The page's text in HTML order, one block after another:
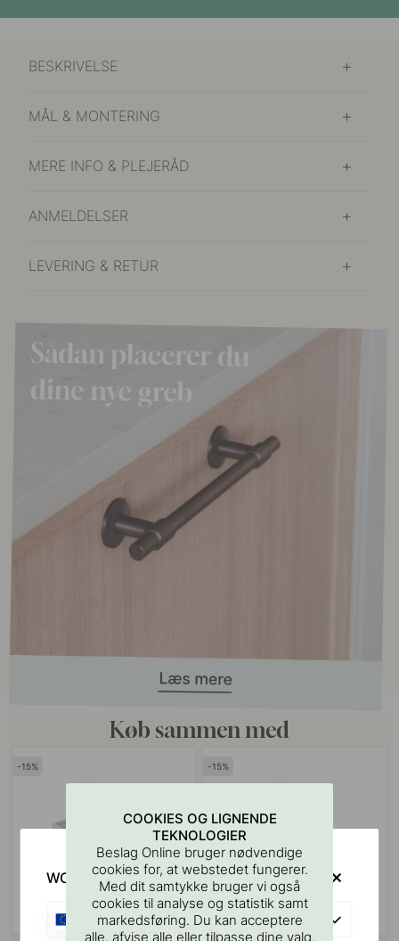
BESKRIVELSE
MÅL & MONTERING
MERE INFO & PLEJERÅD
ANMELDELSER
LEVERING & RETUR
Køb sammen med
15 15
COOKIES OG LIGNENDE
TEKNOLOGIER
Beslag Online bruger nødvendige
cookies for, at webstedet fungerer.
Med dit samtykke bruger vi også
cookies til analyse og statistik samt
markedsføring. Du kan acceptere
alle, afvise alle eller tilpasse dine valg.
WOULD YOU RATHER VISIT?
EU